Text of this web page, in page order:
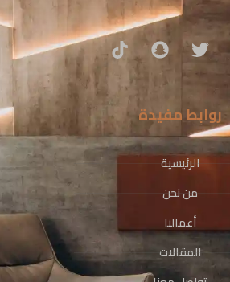
روابط مفيدة
الرئيسية
من نحن
أعمالنا
المقالات